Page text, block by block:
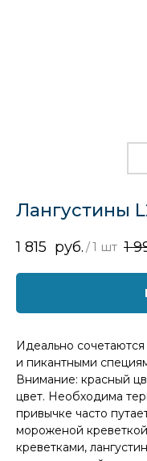
Лангустины
1 815 руб. /1 шт 1
Идеально
и пикантными
Внимание: красный
цвет. Необходима
привычке часто
мороженой
креветками,